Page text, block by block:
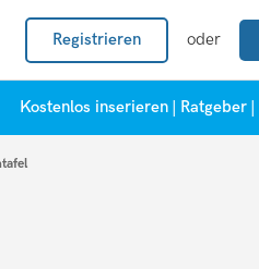
Registrieren oder
Kostenlos inserieren Ratgeber